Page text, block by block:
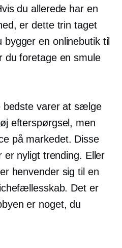
du allerede har en
er dette trin taget
en onlinebutik til
du foretage en smule
varer at sælge
efterspørgsel, men
på markedet. Disse
nyligt trending. Eller
henvender sig til en
Det er
er noget, du